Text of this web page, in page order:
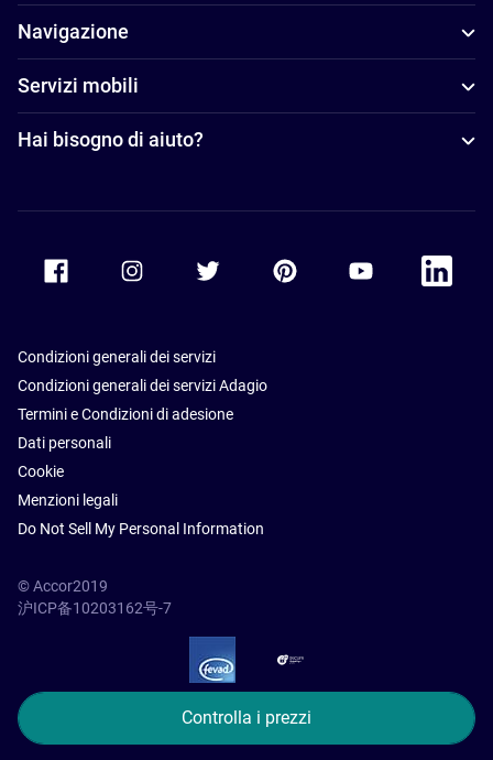
Controlla i prezzi
Navigazione
Servizi mobili
Hai bisogno di aiuto?
Accor Facebook Accor TwitterAccor PinterestAccor Youtube
Accor
Condizioni generali dei servizi
Condizioni generali dei servizi Adagio
Termini e Condizioni di adesione
Dati personali
Cookie
Menzioni legali
Do Not Sell My Personal Information
© Accor2019
沪ICP备10203162号-7